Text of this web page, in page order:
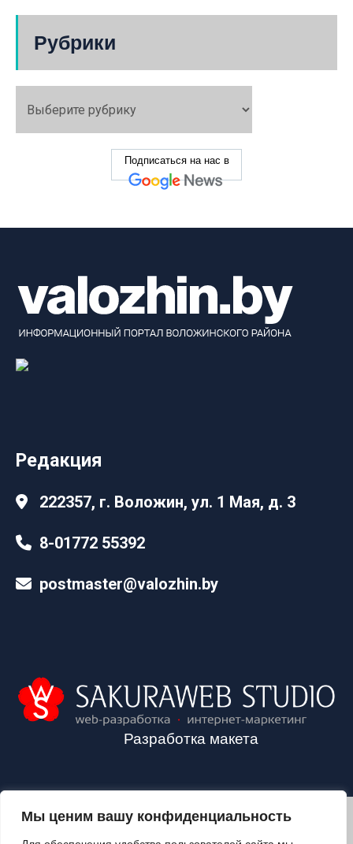
Мы ценим вашу конфиденциальность
Рубрики
Подписаться на нас в
Редакция
222357, г. Воложин, ул. 1 Мая, д. 3
8-01772 55392
postmaster@valozhin.by
Разработка макета
2024©VALOZHIN.BY - НОВОСТИ ВОЛОЖИНСКОГО РАЙОНА